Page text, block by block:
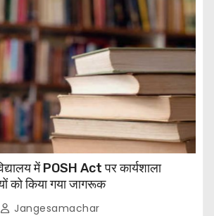
में POSH Act पर कार्यशाला
को किया गया जागरूक
Jangesamachar